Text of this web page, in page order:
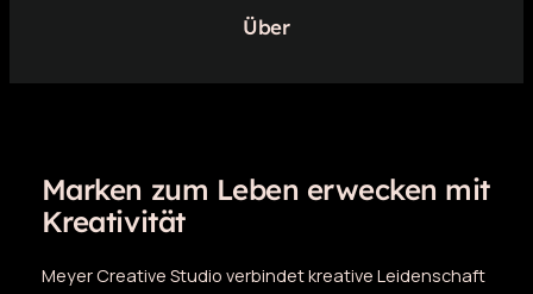
Über
Marken zum Leben erwecken mit
Kreativität
Meyer Creative Studio verbindet kreative Leidenschaft